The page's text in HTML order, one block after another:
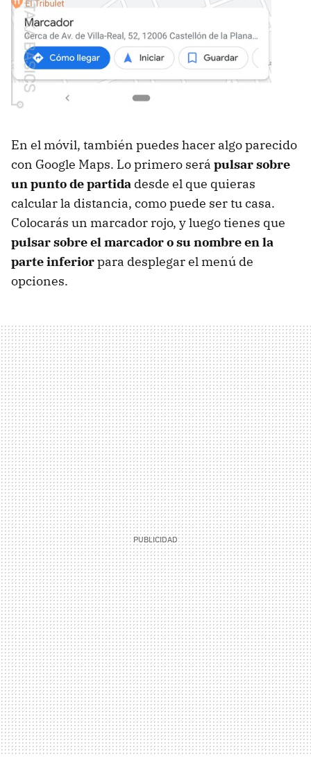
En el móvil, también puedes hacer algo parecido
con Google Maps. Lo primero será pulsar sobre
un punto de partida desde el que quieras
calcular la distancia, como puede ser tu casa.
Colocarás un marcador rojo, y luego tienes que
pulsar sobre el marcador o su nombre en la
parte inferiorpara desplegar el menú de
opciones.